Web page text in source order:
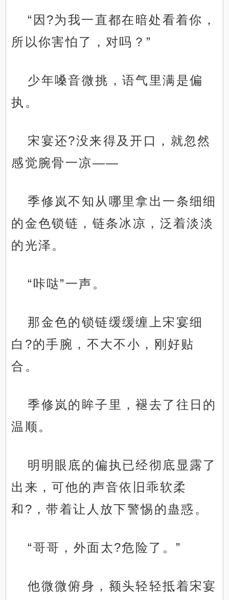
“因?为我一直都在暗处看着你，
所以你害怕了，对吗？”
少年嗓音微挑，语气里满是偏
执。
宋宴还?没来得及开口，就忽然
感觉腕骨一凉——
季修岚不知从哪里拿出一条细细
的金色锁链，链条冰凉，泛着淡淡
的光泽。
“咔哒”一声。
那金色的锁链缓缓缠上宋宴细
白?的手腕，不大不小，刚好贴
合。
季修岚的眸子里，褪去了往日的
温顺。
明明眼底的偏执已经彻底显露了
出来，可他的声音依旧乖软柔
和?，带着让人放下警惕的蛊惑。
“哥哥，外面太?危险了。”
他微微俯身，额头轻轻抵着宋宴